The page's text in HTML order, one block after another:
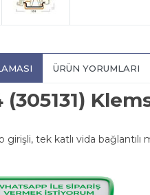
ÜRÜN YORUMLARI
(305131)
girişli, tek katlı vida bağlantılı